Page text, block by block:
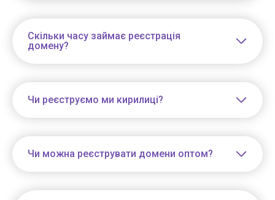
Скільки часу займає реєстрація
домену?
Чи реєструємо ми кирилиці?
Чи можна реєструвати домени оптом?